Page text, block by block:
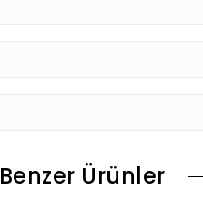
Benzer Ürünler